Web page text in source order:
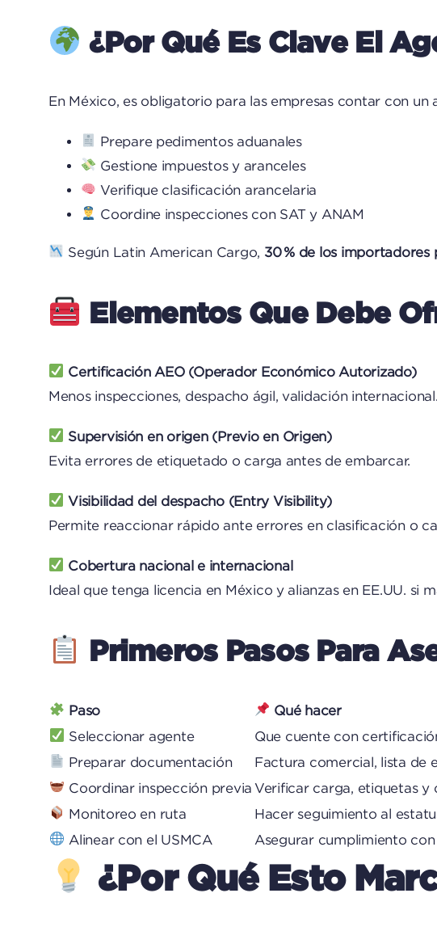
¿Por Qué Es Clave El
En México, es obligatorio para las empresas contar con un
Prepare pedimentos aduanales
Gestione impuestos y aranceles
Verifique clasificación arancelaria
Coordine inspecciones con SAT y ANAM
Según Latin American Cargo, 30 % de los
Elementos Que Debe
Certificación AEO (Operador Económico Autorizado)
Menos inspecciones, despacho ágil, validación internacional.
Supervisión en origen (Previo en Origen)
Evita errores de etiquetado o carga antes de embarcar.
Visibilidad del despacho (Entry Visibility)
Permite reaccionar rápido ante errores en clasificación o
Cobertura nacional e internacional
Ideal que tenga licencia en México y alianzas en EE.UU. si
Primeros Pasos Para
Paso
Qué hacer
Seleccionar agente
Que cuente con
Preparar documentación
Factura comercial, lista de
Coordinar inspección previa Verificar carga, etiquetas y
Monitoreo en ruta
Hacer seguimiento al
Alinear con el USMCA
Asegurar cumplimiento
¿Por Qué Esto